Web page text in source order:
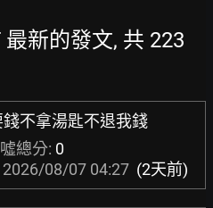
新的發文, 共 223
不拿湯匙不退我錢
總分: 0
2026/08/07 04:27 (2天前)